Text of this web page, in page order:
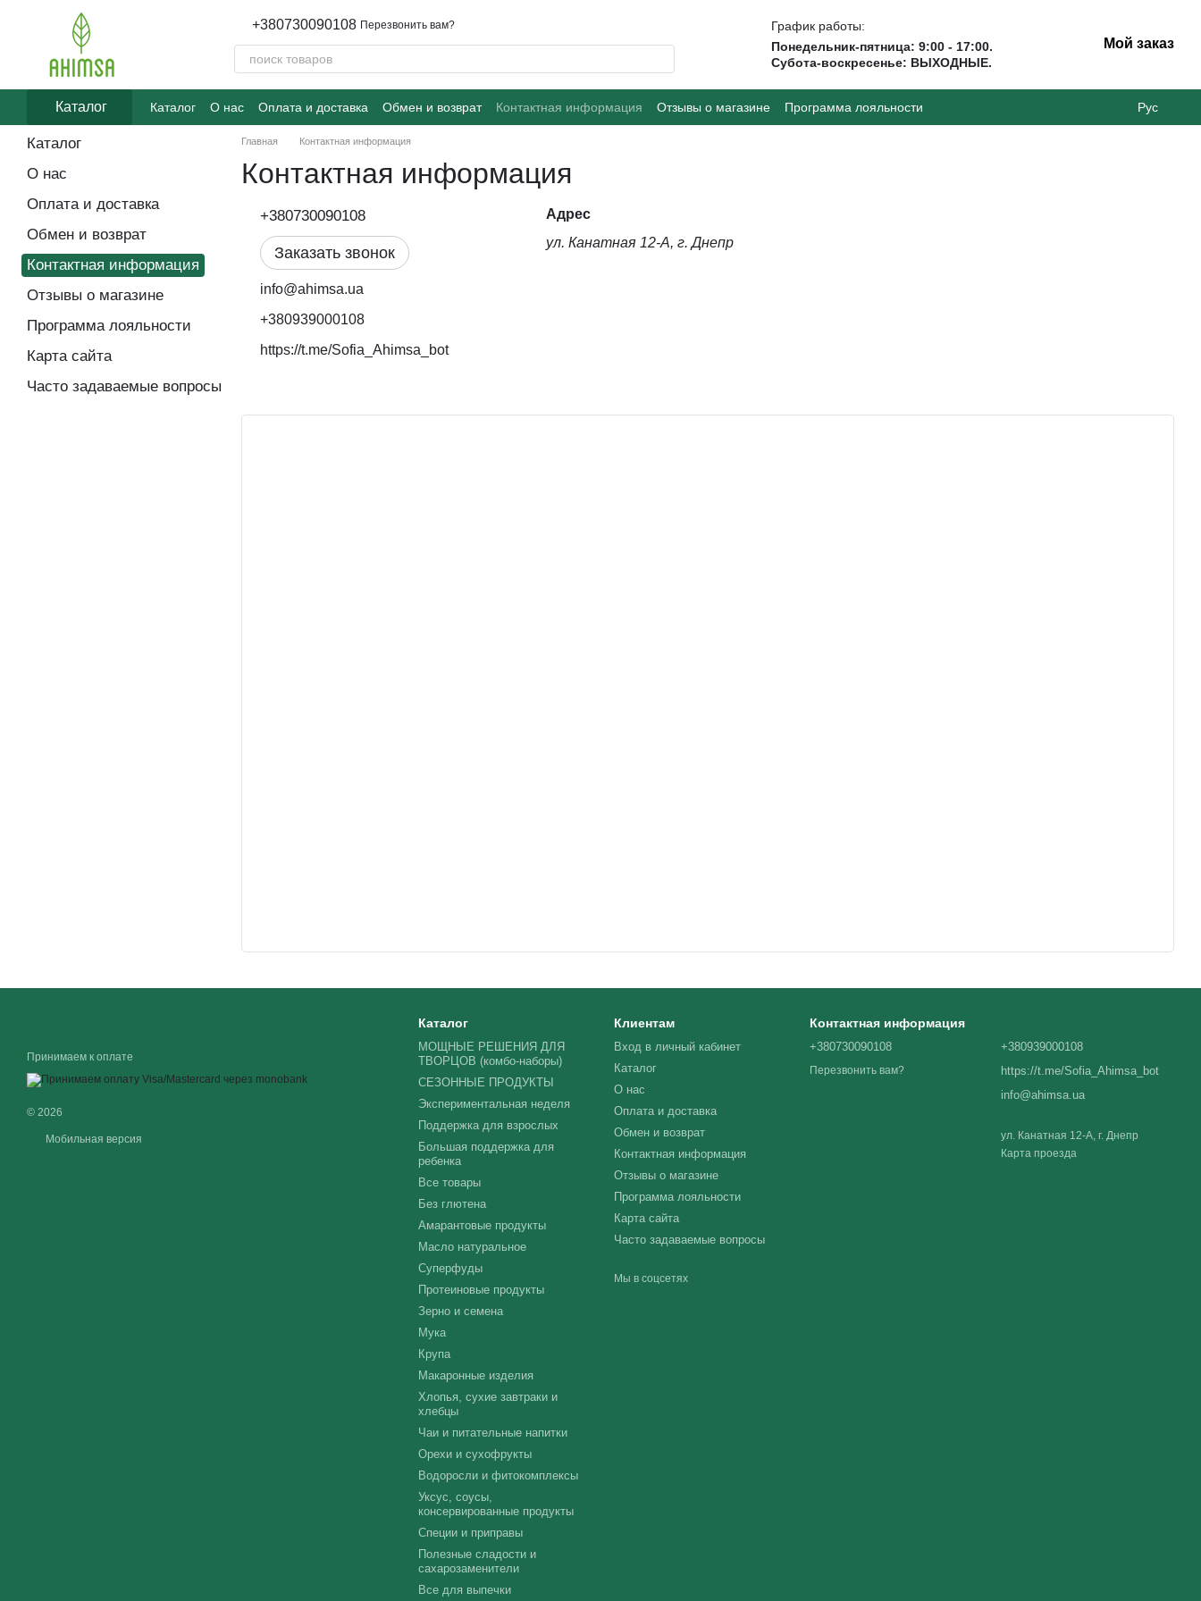
Перейти к основному контенту
+380730090108 Перезвонить вам?
График работы:
Понедельник-пятница: 9:00 - 17:00.
Субота-воскресенье: ВЫХОДНЫЕ.
Мой заказ
Каталог Каталог О нас Оплата и доставка Обмен и возврат Контактная информация Отзывы о магазине
Программа лояльности
Часто задаваемые вопросы
Рус
Главная Контактная информация
Контактная информация
+380730090108
Заказать звонок
info@ahimsa.ua
+380939000108
https://t.me/Sofia_Ahimsa_bot
Адрес
ул. Канатная 12-А, г. Днепр
Каталог
О нас
Оплата и доставка
Обмен и возврат
Контактная информация
Отзывы о магазине
Программа лояльности
Карта сайта
Часто задаваемые вопросы
Принимаем к оплате
© 2026
Мобильная версия
Каталог
МОЩНЫЕ РЕШЕНИЯ ДЛЯ
ТВОРЦОВ (комбо-наборы)
СЕЗОННЫЕ ПРОДУКТЫ
Экспериментальная неделя
Поддержка для взрослых
Большая поддержка для
ребенка
Все товары
Без глютена
Амарантовые продукты
Масло натуральное
Суперфуды
Протеиновые продукты
Зерно и семена
Мука
Крупа
Макаронные изделия
Хлопья, сухие завтраки и
хлебцы
Чаи и питательные напитки
Орехи и сухофрукты
Водоросли и фитокомплексы
Уксус, соусы,
консервированные продукты
Специи и приправы
Полезные сладости и
сахарозаменители
Все для выпечки
Клиентам
Вход в личный кабинет
Каталог
О нас
Оплата и доставка
Обмен и возврат
Контактная информация
Отзывы о магазине
Программа лояльности
Карта сайта
Часто задаваемые вопросы
Мы в соцсетях
Контактная информация
+380730090108
Перезвонить вам?
+380939000108
https://t.me/Sofia_Ahimsa_bot
info@ahimsa.ua
ул. Канатная 12-А, г. Днепр
Карта проезда